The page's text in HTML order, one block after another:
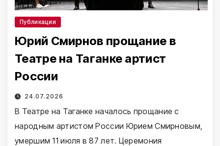
Публикации
Юрий Смирнов прощание в
Театре на Таганке артист
России
24.07.2026
В Театре на Таганке началось прощание с
народным артистом России Юрием Смирновым,
умершим 11 июля в 87 лет. Церемония